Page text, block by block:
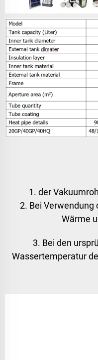
1. der
2. Bei Verwendung
Wärme
3. Bei den
Wassertemperatur